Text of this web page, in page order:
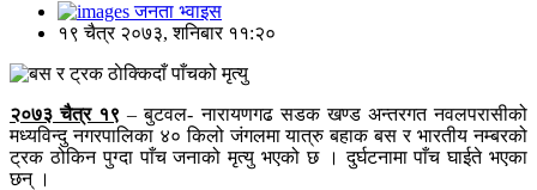
जनता भ्वाइस
१९ चैत्र २०७३, शनिबार ११:२०
२०७३ चैत्र १९ – बुटवल- नारायणगढ सडक खण्ड अन्तरगत नवलपरासीको
मध्यविन्दु नगरपालिका ४० किलो जंगलमा यात्रु बहाक बस र भारतीय नम्बरको
ट्रक ठोकिन पुग्दा पाँच जनाको मृत्यु भएको छ । दुर्घटनामा पाँच घाईते भएका
छन् ।